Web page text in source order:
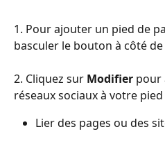
1. Pour ajouter un pied de
basculer le bouton à côté de
2. Cliquez sur Modifier pour
réseaux sociaux à votre
Lier des pages ou des